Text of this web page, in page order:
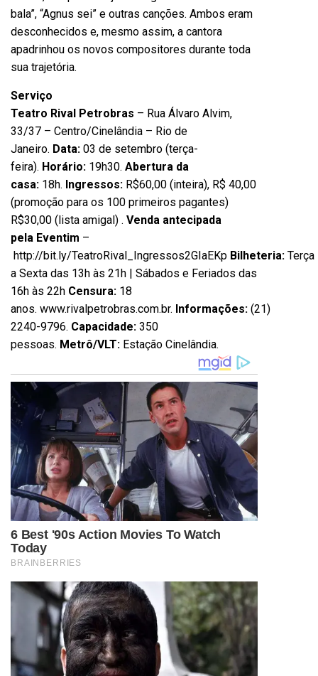
bala”, “Agnus sei” e outras canções. Ambos eram
desconhecidos e, mesmo assim, a cantora
apadrinhou os novos compositores durante toda
sua trajetória.
Serviço
Teatro Rival Petrobras – Rua Álvaro Alvim,
33/37 – Centro/Cinelândia – Rio de
Janeiro. Data: 03 de setembro (terça-
feira). Horário: 19h30. Abertura da
casa: 18h. Ingressos: R$60,00 (inteira), R$ 40,00
(promoção para os 100 primeiros pagantes)
R$30,00 (lista amigal) . Venda antecipada
pela Eventim –
http://bit.ly/TeatroRival_Ingressos2GIaEKp Bilheteria: Terça
a Sexta das 13h às 21h | Sábados e Feriados das
16h às 22h Censura: 18
anos. www.rivalpetrobras.com.br. Informações: (21)
2240-9796. Capacidade: 350
pessoas. Metrô/VLT: Estação Cinelândia.